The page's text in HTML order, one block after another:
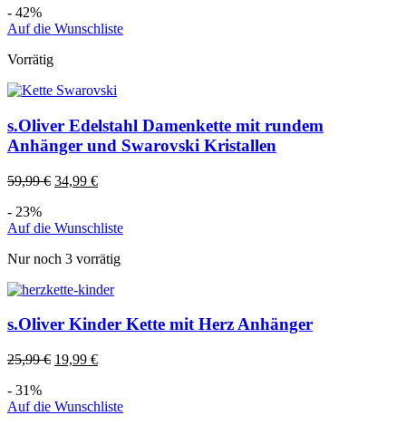
- 42%
Auf die Wunschliste
Vorrätig
s.Oliver Edelstahl Damenkette mit rundem
Anhänger und Swarovski Kristallen
59,99€ 34,99 €
- 23%
Auf die Wunschliste
Nur noch 3 vorrätig
s.Oliver Kinder Kette mit Herz Anhänger
25,99€ 19,99 €
- 31%
Auf die Wunschliste